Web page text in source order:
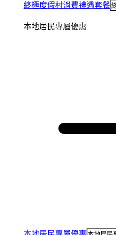
終極度假村消費禮遇套餐
本地居民專屬優惠